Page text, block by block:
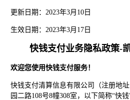
更新日期：2023年3月10日
生效日期：2023年3月17日
快钱支付业务隐私政策-
欢迎您使用快钱支付服务！
快钱支付清算信息有限公司（注册地
园二路108号8幢308室，以下简称“快